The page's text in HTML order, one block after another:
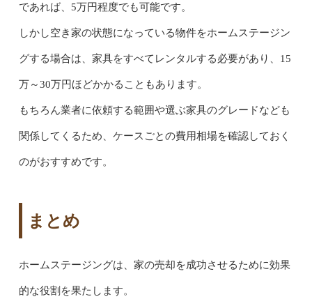
であれば、5万円程度でも可能です。
しかし空き家の状態になっている物件をホームステージン
グする場合は、家具をすべてレンタルする必要があり、15
万～30万円ほどかかることもあります。
もちろん業者に依頼する範囲や選ぶ家具のグレードなども
関係してくるため、ケースごとの費用相場を確認しておく
のがおすすめです。
まとめ
ホームステージングは、家の売却を成功させるために効果
的な役割を果たします。